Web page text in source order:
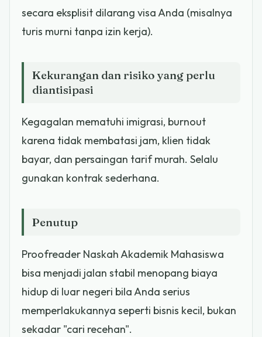
secara eksplisit dilarang visa Anda (misalnya
turis murni tanpa izin kerja).
Kekurangan dan risiko yang perlu
diantisipasi
Kegagalan mematuhi imigrasi, burnout
karena tidak membatasi jam, klien tidak
bayar, dan persaingan tarif murah. Selalu
gunakan kontrak sederhana.
Penutup
Proofreader Naskah Akademik Mahasiswa
bisa menjadi jalan stabil menopang biaya
hidup di luar negeri bila Anda serius
memperlakukannya seperti bisnis kecil, bukan
sekadar "cari recehan".